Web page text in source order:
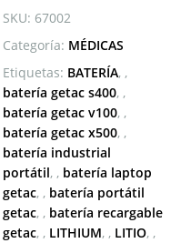
S400
DR202S
DR202X
LI202S
LI202SX
RS2020
ME202C
cantidad
SKU: 67002
Categoría: MÉDICAS
Etiquetas: BATERÍA ,
batería getac s400 ,
batería getac v100 ,
batería getac x500 ,
batería industrial
portátil , batería laptop
getac , batería portátil
getac , batería recargable
getac , LITHIUM , LITIO ,